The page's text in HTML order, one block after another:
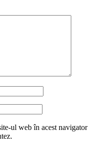
ul web în acest navigator